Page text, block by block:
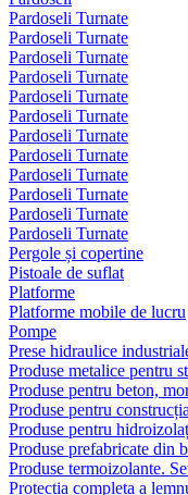
Pardoseli Turnate
Pardoseli Turnate
Pardoseli Turnate
Pardoseli Turnate
Pardoseli Turnate
Pardoseli Turnate
Pardoseli Turnate
Pardoseli Turnate
Pardoseli Turnate
Pardoseli Turnate
Pardoseli Turnate
Pardoseli Turnate
Pergole și copertine
Pistoale de suflat
Platforme
Platforme mobile de lucru
Pompe
Prese hidraulice
Produse metalice pentru
Produse pentru beton,
Produse pentru
Produse pentru
Produse prefabricate din
Produse termoizolante.
Protectia completa a